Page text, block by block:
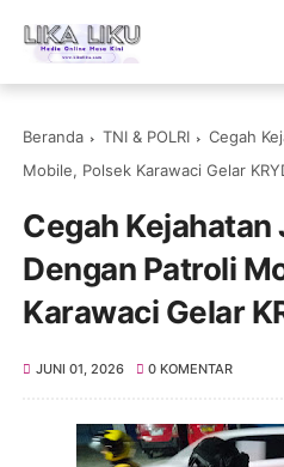
Beranda TNI & POLRI
Cegah
Mobile, Polsek Karawaci Gelar
Cegah Kejahatan
Dengan Patroli
Karawaci Gelar
JUNI 01, 2026 0 KOMENTAR